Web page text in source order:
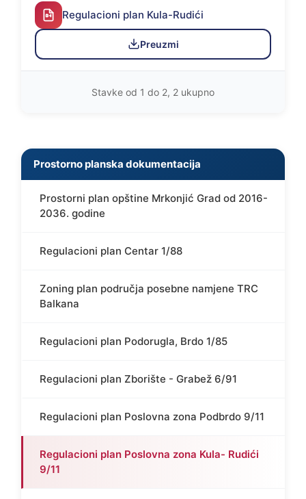
Regulacioni plan Kula-Rudići
Preuzmi
Stavke od 1 do 2, 2 ukupno
Prostorno planska dokumentacija
Prostorni plan opštine Mrkonjić Grad od 2016-
2036. godine
Regulacioni plan Centar 1/88
Zoning plan područja posebne namjene TRC
Balkana
Regulacioni plan Podorugla, Brdo 1/85
Regulacioni plan Zborište - Grabež 6/91
Regulacioni plan Poslovna zona Podbrdo 9/11
Regulacioni plan Poslovna zona Kula- Rudići
9/11